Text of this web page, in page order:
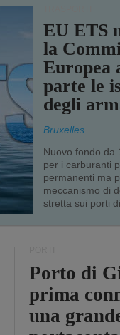
EU ETS
la
Europea
parte le
degli
Bruxelles
Nuovo fondo da
per i carburanti
permanenti ma
meccanismo di
stretta sui porti
Porto di
prima
una